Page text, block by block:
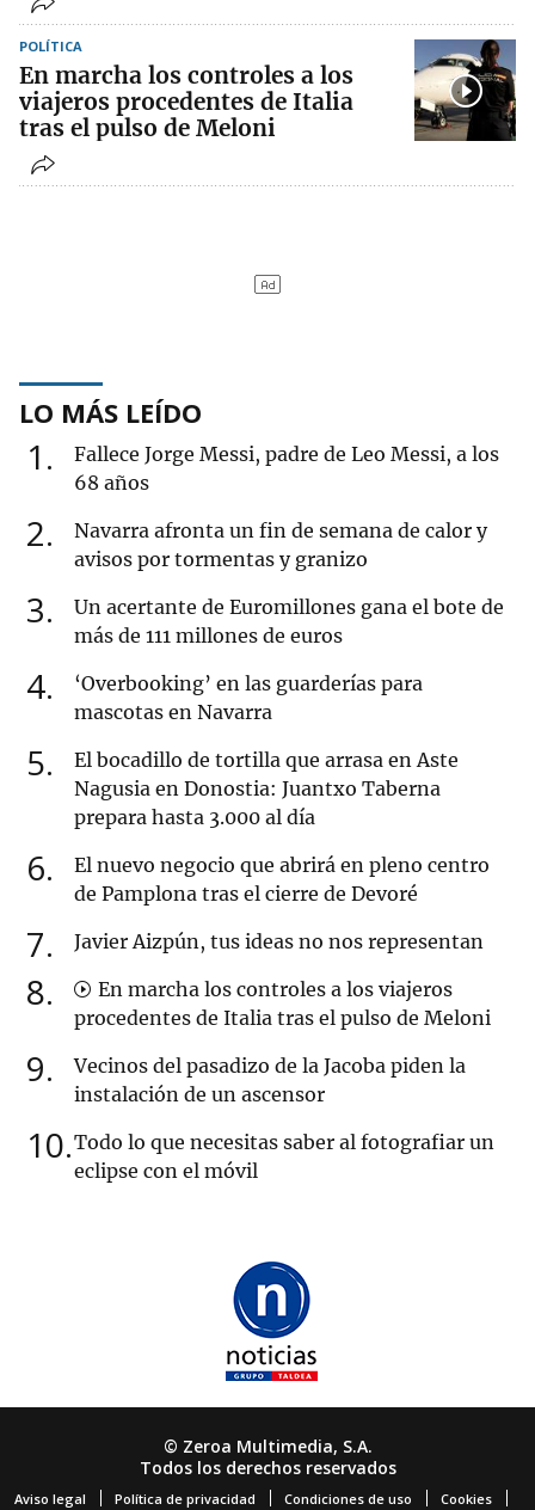
POLÍTICA
En marcha los controles a los
viajeros procedentes de Italia
tras el pulso de Meloni
LO MÁS LEÍDO
1
Fallece Jorge Messi, padre de Leo Messi, a los
68 años
2
Navarra afronta un fin de semana de calor y
avisos por tormentas y granizo
3
Un acertante de Euromillones gana el bote de
más de 111 millones de euros
4
‘Overbooking’ en las guarderías para
mascotas en Navarra
5
El bocadillo de tortilla que arrasa en Aste
Nagusia en Donostia: Juantxo Taberna
prepara hasta 3.000 al día
6
El nuevo negocio que abrirá en pleno centro
de Pamplona tras el cierre de Devoré
7 Javier Aizpún, tus ideas no nos representan
8
En marcha los controles a los viajeros
procedentes de Italia tras el pulso de Meloni
9
Vecinos del pasadizo de la Jacoba piden la
instalación de un ascensor
10 Todo lo que necesitas saber al fotografiar un
eclipse con el móvil
© Zeroa Multimedia, S.A.
Todos los derechos reservados
Aviso legal Política de privacidad Condiciones de uso Cookies